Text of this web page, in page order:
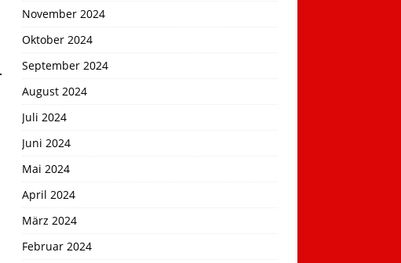
November 2024
Oktober 2024
September 2024
August 2024
Juli 2024
Juni 2024
Mai 2024
April 2024
März 2024
Februar 2024